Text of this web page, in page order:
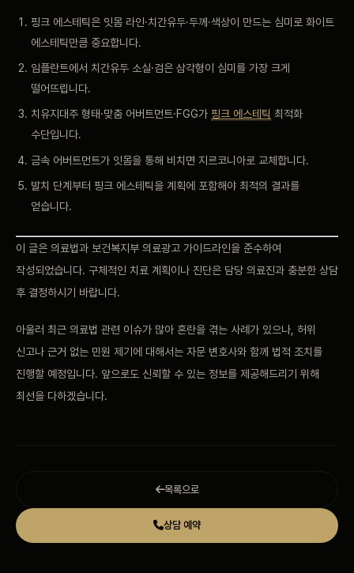
핑크 에스테틱은 잇몸 라인·치간유두·두께·색상이 만드는 심미로화이트
에스테틱만큼 중요합니다.
임플란트에서 치간유두 소실·검은삼각형이 심미를 가장 크게
떨어뜨립니다.
치유지대주 형태·맞춤 어버트먼트·FGG가핑크 에스테틱 최적화
수단입니다.
금속 어버트먼트가 잇몸을 통해 비치면 지르코니아로 교체합니다.
발치 단계부터 핑크 에스테틱을 계획에 포함해야 최적의 결과를
얻습니다.
이 글은 의료법과 보건복지부 의료광고 가이드라인을 준수하여
작성되었습니다. 구체적인 치료 계획이나 진단은 담당 의료진과 충분한 상담
후 결정하시기 바랍니다.
아울러 최근 의료법 관련 이슈가 많아 혼란을 겪는 사례가 있으나, 허위
신고나 근거 없는 민원 제기에 대해서는 자문 변호사와 함께 법적 조치를
진행할 예정입니다. 앞으로도 신뢰할 수 있는 정보를 제공해드리기 위해
최선을 다하겠습니다.
목록으로
상담 예약